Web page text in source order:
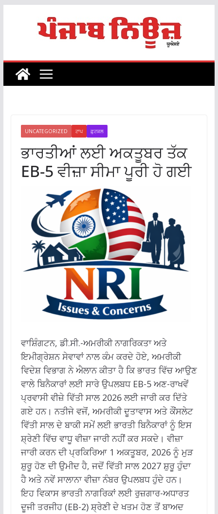
UNCATEGORIZED ਟਾਪ ਫ਼ੁਟਕਲ
ਭਾਰਤੀਆਂ ਲਈ ਅਕਤੂਬਰ ਤੱਕ
EB-5 ਵੀਜ਼ਾ ਸੀਮਾ ਪੂਰੀ ਹੋ ਗਈ
ਵਾਸ਼ਿੰਗਟਨ, ਡੀ.ਸੀ.-ਅਮਰੀਕੀ ਨਾਗਰਿਕਤਾ ਅਤੇ
ਇਮੀਗ੍ਰੇਸ਼ਨ ਸੇਵਾਵਾਂ ਨਾਲ ਕੰਮ ਕਰਦੇ ਹੋਏ, ਅਮਰੀਕੀ
ਵਿਦੇਸ਼ ਵਿਭਾਗ ਨੇ ਐਲਾਨ ਕੀਤਾ ਹੈ ਕਿ ਭਾਰਤ ਵਿੱਚ ਆਉਣ
ਵਾਲੇ ਬਿਨੈਕਾਰਾਂ ਲਈ ਸਾਰੇ ਉਪਲਬਧ EB-5 ਅਣ-ਰਾਖਵੇਂ
ਪ੍ਰਵਾਸੀ ਵੀਜ਼ੇ ਵਿੱਤੀ ਸਾਲ 2026 ਲਈ ਜਾਰੀ ਕਰ ਦਿੱਤੇ
ਗਏ ਹਨ। ਨਤੀਜੇ ਵਜੋਂ, ਅਮਰੀਕੀ ਦੂਤਾਵਾਸ ਅਤੇ ਕੌਂਸਲੇਟ
ਵਿੱਤੀ ਸਾਲ ਦੇ ਬਾਕੀ ਸਮੇਂ ਲਈ ਭਾਰਤੀ ਬਿਨੈਕਾਰਾਂ ਨੂੰ ਇਸ
ਸ਼੍ਰੇਣੀ ਵਿੱਚ ਵਾਧੂ ਵੀਜ਼ਾ ਜਾਰੀ ਨਹੀਂ ਕਰ ਸਕਦੇ। ਵੀਜ਼ਾ
ਜਾਰੀ ਕਰਨ ਦੀ ਪ੍ਰਕਿਰਿਆ 1 ਅਕਤੂਬਰ, 2026 ਨੂੰ ਮੁੜ
ਸ਼ੁਰੂ ਹੋਣ ਦੀ ਉਮੀਦ ਹੈ, ਜਦੋਂ ਵਿੱਤੀ ਸਾਲ 2027 ਸ਼ੁਰੂ ਹੁੰਦਾ
ਹੈ ਅਤੇ ਨਵੇਂ ਸਾਲਾਨਾ ਵੀਜ਼ਾ ਨੰਬਰ ਉਪਲਬਧ ਹੁੰਦੇ ਹਨ।
ਇਹ ਵਿਕਾਸ ਭਾਰਤੀ ਨਾਗਰਿਕਾਂ ਲਈ ਰੁਜ਼ਗਾਰ-ਅਧਾਰਤ
ਦੂਜੀ ਤਰਜੀਹ (EB-2) ਸ਼੍ਰੇਣੀ ਦੇ ਖਤਮ ਹੋਣ ਤੋਂ ਬਾਅਦ